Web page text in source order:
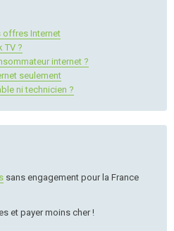
offres Internet
TV ?
internet ?
seulement
ni technicien ?
sans engagement pour la France
et payer moins cher !